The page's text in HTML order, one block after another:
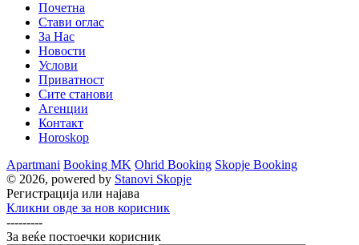
Почетна
Стави оглас
За Нас
Новости
Услови
Приватност
Сите станови
Агенции
Контакт
Horoskop
Apartmani Booking MK Ohrid Booking Skopje Booking
© 2026, powered by Stanovi Skopje
Регистрација или најава
Кликни овде за нов корисник
---------
За веќе постоечки корисник